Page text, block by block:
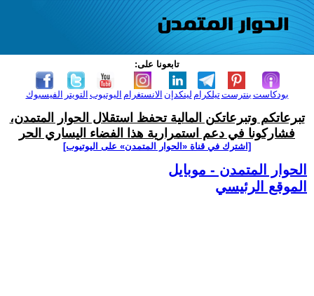
تابعونا على:
الفيسبوك التويتر اليوتيوب الانستغرام لينكدإن تيلكرامبنترست بودكاست
تبرعاتكم وتبرعاتكن المالية تحفظ استقلال الحوار المتمدن،
فشاركونا في دعم استمرارية هذا الفضاء اليساري الحر
[اشترك في قناة ‫«الحوار المتمدن» على اليوتيوب]
الحوار المتمدن - موبايل
الموقع الرئيسي